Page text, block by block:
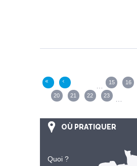
« ‹ … 15 16
20 21 22 23 …
OÙ PRATIQUER
Quoi ?